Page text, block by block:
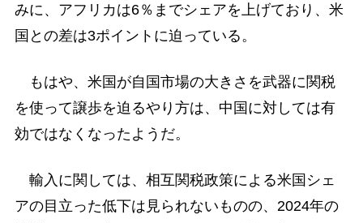
みに、アフリカは6％までシェアを上げており、米
国との差は3ポイントに迫っている。
もはや、米国が自国市場の大きさを武器に関税
を使って譲歩を迫るやり方は、中国に対しては有
効ではなくなったようだ。
輸入に関しては、相互関税政策による米国シェ
アの目立った低下は見られないものの、2024年の